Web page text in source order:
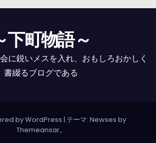
下町物語～
に鋭いメスを入れ、おもしろおかしく
書綴るブログである
by WordPress | テーマ: Newses by
Themeansar。